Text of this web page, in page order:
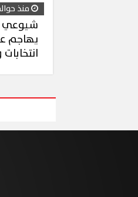
منذ حوالي 6
شيوعي
يهاجم